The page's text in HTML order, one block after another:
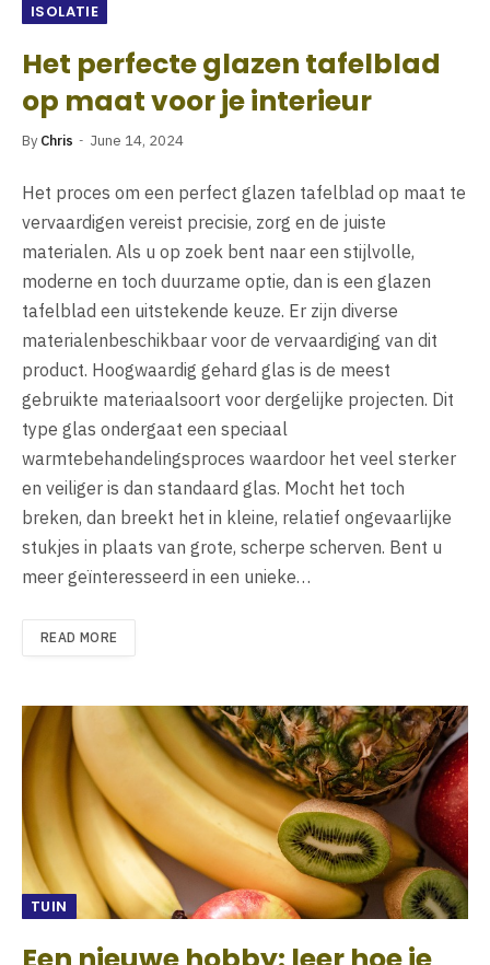
ISOLATIE
Het perfecte glazen tafelblad
op maat voor je interieur
By Chris June 14, 2024
Het proces om een perfect glazen tafelblad op maat te
vervaardigen vereist precisie, zorg en de juiste
materialen. Als u op zoek bent naar een stijlvolle,
moderne en toch duurzame optie, dan is een glazen
tafelblad een uitstekende keuze. Er zijn diverse
materialenbeschikbaar voor de vervaardiging van dit
product. Hoogwaardig gehard glas is de meest
gebruikte materiaalsoort voor dergelijke projecten. Dit
type glas ondergaat een speciaal
warmtebehandelingsproces waardoor het veel sterker
en veiliger is dan standaard glas. Mocht het toch
breken, dan breekt het in kleine, relatief ongevaarlijke
stukjes in plaats van grote, scherpe scherven. Bent u
meer geïnteresseerd in een unieke…
READ MORE
TUIN